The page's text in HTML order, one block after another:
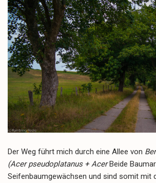
Der Weg führt mich durch eine Allee von
(Acer pseudoplatanus + Acer Beide
Seifenbaumgewächsen und sind somit mit